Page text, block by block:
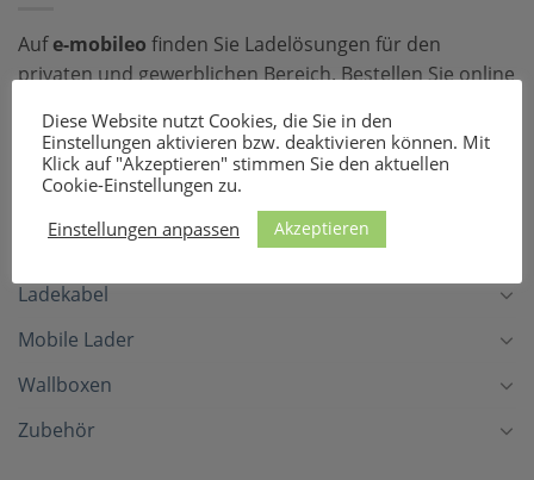
Aufe-mobileo finden Sie Ladelösungen für den
privaten und gewerblichen Bereich. Bestellen Sie online
passenden Ladeequipment sind Sie für jede Situation
gerüstet!
LADEZUBEHÖR
Ladekabel
Mobile Lader
Wallboxen
Zubehör
Diese Website nutzt Cookies, die Sie in den
Einstellungen aktivieren bzw. deaktivieren können. Mit
Klick auf "Akzeptieren" stimmen Sie den aktuellen
Cookie-Einstellungen zu.
Einstellungen anpassen
Akzeptieren